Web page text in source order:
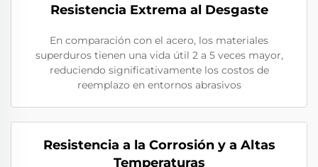
Resistencia Extrema al Desgaste
En comparación con el acero, los materiales
superduros tienen una vida útil 2 a 5 veces mayor,
reduciendo significativamente los costos de
reemplazo en entornos abrasivos
Resistencia a la Corrosión y a Altas
Temperaturas